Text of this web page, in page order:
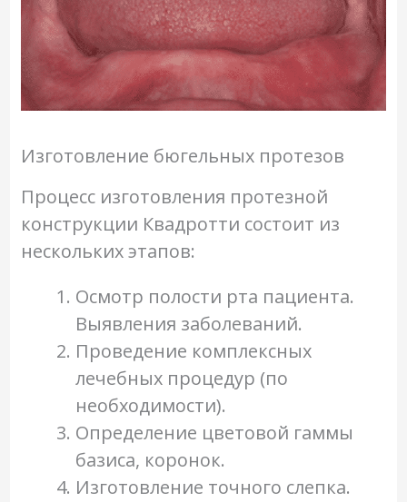
Изготовление бюгельных протезов
Процесс изготовления протезной
конструкции Квадротти состоит из
нескольких этапов:
Осмотр полости рта пациента.
Выявления заболеваний.
Проведение комплексных
лечебных процедур (по
необходимости).
Определение цветовой гаммы
базиса, коронок.
Изготовление точного слепка.